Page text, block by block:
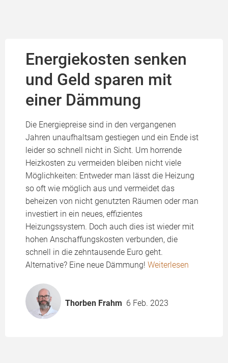
Energiekosten senken
und Geld sparen mit
einer Dämmung
Die Energiepreise sind in den vergangenen
Jahren unaufhaltsam gestiegen und ein Ende ist
leider so schnell nicht in Sicht. Um horrende
Heizkosten zu vermeiden bleiben nicht viele
Möglichkeiten: Entweder man lässt die Heizung
so oft wie möglich aus und vermeidet das
beheizen von nicht genutzten Räumen oder man
investiert in ein neues, effizientes
Heizungssystem. Doch auch dies ist wieder mit
hohen Anschaffungskosten verbunden, die
schnell in die zehntausende Euro geht.
Alternative? Eine neue Dämmung! Weiterlesen
Thorben Frahm 6 Feb. 2023